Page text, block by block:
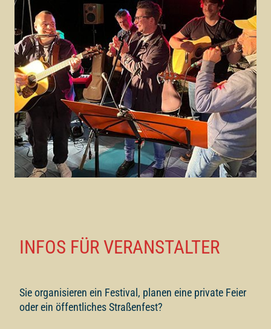
INFOS FÜR VERANSTALTER
Sie organisieren ein Festival, planen eine private Feier
oder ein öffentliches Straßenfest?